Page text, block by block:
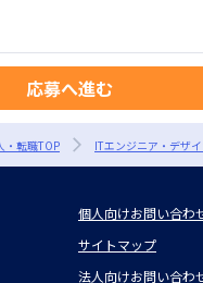
応募へ進む
・転職TOP ITエンジニア・デザ
個人向けお問い合わ
サイトマップ
法人向けお問い合わ